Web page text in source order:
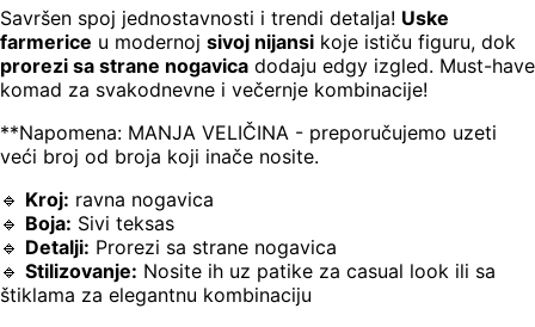
Savršen spoj jednostavnosti i trendi detalja! Uske
farmerice u modernoj sivoj nijansi koje ističu figuru, dok
prorezi sa strane nogavica dodaju edgy izgled. Must-have
komad za svakodnevne i večernje kombinacije!
**Napomena: MANJA VELIČINA - preporučujemo uzeti
veći broj od broja koji inače nosite.
🔹 Kroj: ravna nogavica
🔹 Boja: Sivi teksas
🔹 Detalji: Prorezi sa strane nogavica
🔹 Stilizovanje: Nosite ih uz patike za casual look ili sa
štiklama za elegantnu kombinaciju